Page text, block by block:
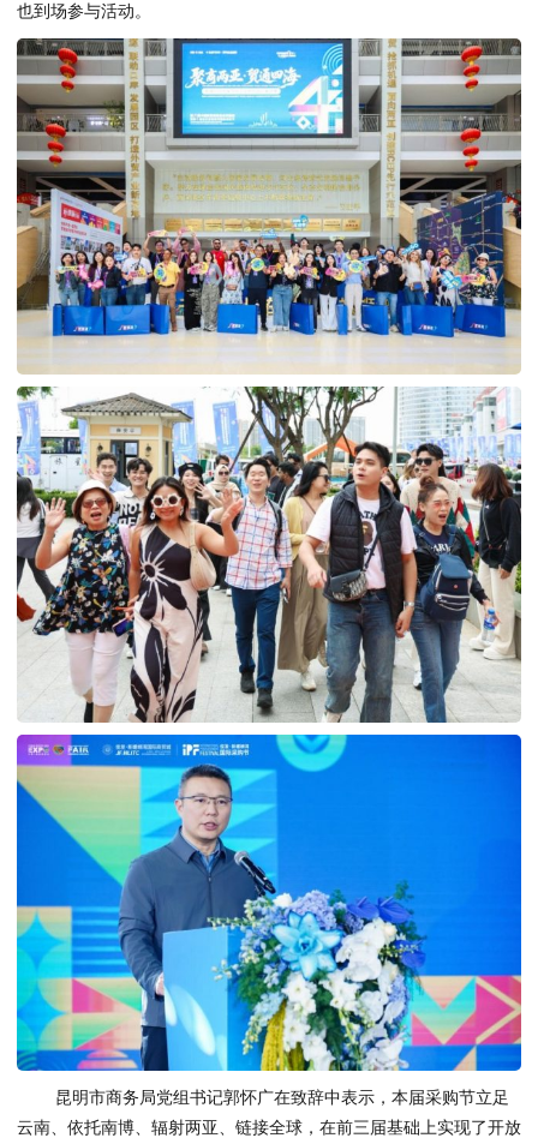
也到场参与活动。
昆明市商务局党组书记郭怀广在致辞中表示，本届采购节立足
云南、依托南博、辐射两亚、链接全球，在前三届基础上实现了开放